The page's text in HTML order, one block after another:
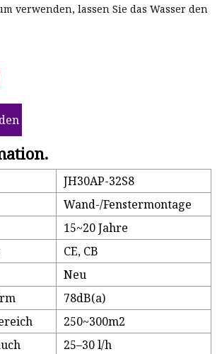
verwenden, lassen Sie das Wasser den
JH30AP-32S8
Wand-/Fenstermontage
15~20 Jahre
CE, CB
Neu
78dB(a)
250~300m2
25–30 l/h